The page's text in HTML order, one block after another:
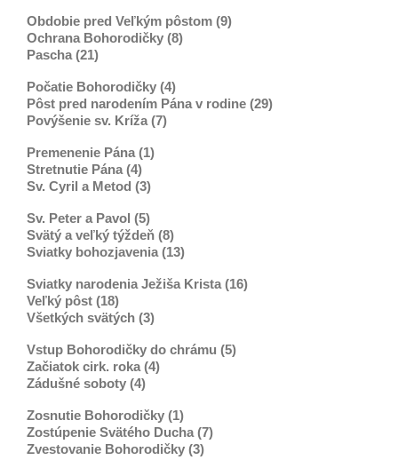
Obdobie pred Veľkým pôstom (9)
Ochrana Bohorodičky (8)
Pascha (21)
Počatie Bohorodičky (4)
Pôst pred narodením Pána v rodine (29)
Povýšenie sv. Kríža (7)
Premenenie Pána (1)
Stretnutie Pána (4)
Sv. Cyril a Metod (3)
Sv. Peter a Pavol (5)
Svätý a veľký týždeň (8)
Sviatky bohozjavenia (13)
Sviatky narodenia Ježiša Krista (16)
Veľký pôst (18)
Všetkých svätých (3)
Vstup Bohorodičky do chrámu (5)
Začiatok cirk. roka (4)
Zádušné soboty (4)
Zosnutie Bohorodičky (1)
Zostúpenie Svätého Ducha (7)
Zvestovanie Bohorodičky (3)